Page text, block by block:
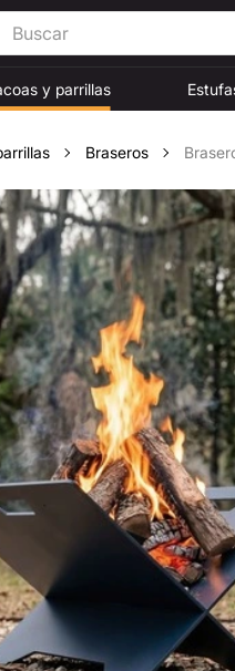
y parrillas
Braseros